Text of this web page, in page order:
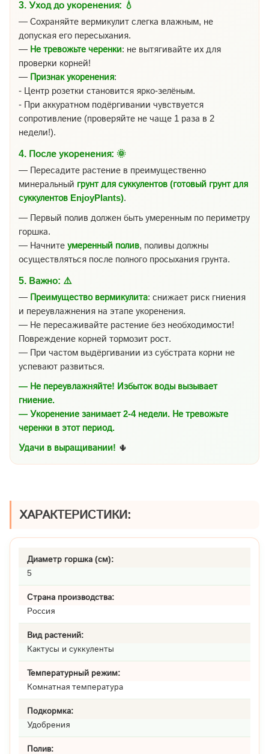
3. Уход до укоренения: 💧
— Сохраняйте вермикулит слегка влажным, не
допуская его пересыхания.
— Не тревожьте черенки: не вытягивайте их для
проверки корней!
— Признак укоренения:
- Центр розетки становится ярко-зелёным.
- При аккуратном подёргивании чувствуется
сопротивление (проверяйте не чаще 1 раза в 2
недели!).
4. После укоренения: 🌞
— Пересадите растение в преимущественно
минеральный грунт для суккулентов (готовый грунт для
суккулентов EnjoyPlants).
— Первый полив должен быть умеренным по периметру
горшка.
— Начните умеренный полив, поливы должны
осуществляться после полного просыхания грунта.
5. Важно: ⚠️
— Преимущество вермикулита: снижает риск гниения
и переувлажнения на этапе укоренения.
— Не пересаживайте растение без необходимости!
Повреждение корней тормозит рост.
— При частом выдёргивании из субстрата корни не
успевают развиться.
— Не переувлажняйте! Избыток воды вызывает
гниение.
— Укоренение занимает 2-4 недели. Не тревожьте
черенки в этот период.
Удачи в выращивании! 🌵
ХАРАКТЕРИСТИКИ:
Диаметр горшка (см):
5
Страна производства:
Россия
Вид растений:
Кактусы и суккуленты
Температурный режим:
Комнатная температура
Подкормка:
Удобрения
Полив: